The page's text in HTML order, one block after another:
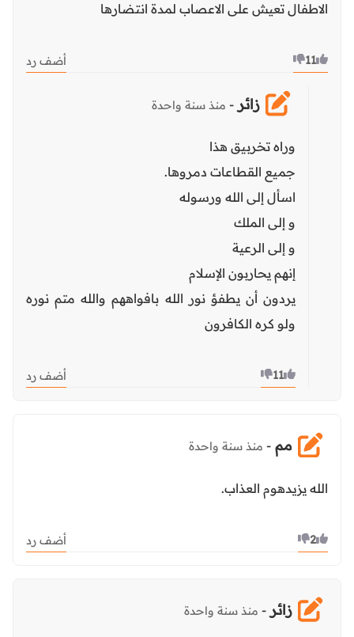
الاطفال تعيش على الاعصاب لمدة انتضارها
11 أضف رد
زائر - منذ سنة واحدة
وراه تخربيق هذا
جميع القطاعات دمروها.
اسأل إلى الله ورسوله
و إلى الملك
و إلى الرعية
إنهم يحاربون الإسلام
يردون أن يطفؤ نور الله بافواههم والله متم نوره
ولو كره الكافرون
11 أضف رد
مم - منذ سنة واحدة
الله يزيدهوم العذاب.
2 أضف رد
زائر - منذ سنة واحدة